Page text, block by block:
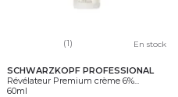
(1) En stock
SCHWARZKOPF PROFESSIONAL
Révélateur Premium crème 6%...
60ml